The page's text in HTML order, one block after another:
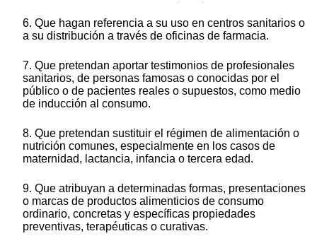
6. Que hagan referencia a su uso en centros sanitarios o
a su distribución a través de oficinas de farmacia.
7. Que pretendan aportar testimonios de profesionales
sanitarios, de personas famosas o conocidas por el
público o de pacientes reales o supuestos, como medio
de inducción al consumo.
8. Que pretendan sustituir el régimen de alimentación o
nutrición comunes, especialmente en los casos de
maternidad, lactancia, infancia o tercera edad.
9. Que atribuyan a determinadas formas, presentaciones
o marcas de productos alimenticios de consumo
ordinario, concretas y específicas propiedades
preventivas, terapéuticas o curativas.